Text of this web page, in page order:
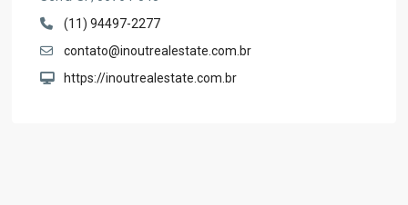
(11) 94497-2277
contato@inoutrealestate.com.br
https://inoutrealestate.com.br